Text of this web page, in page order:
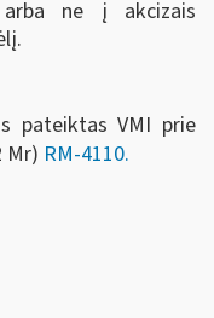
ne į akcizais
pateiktas VMI prie
Mr) RM-4110.